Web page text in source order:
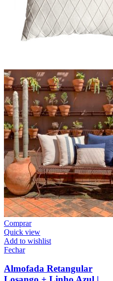
Comprar
Quick view
Add to wishlist
Fechar
Almofada Retangular